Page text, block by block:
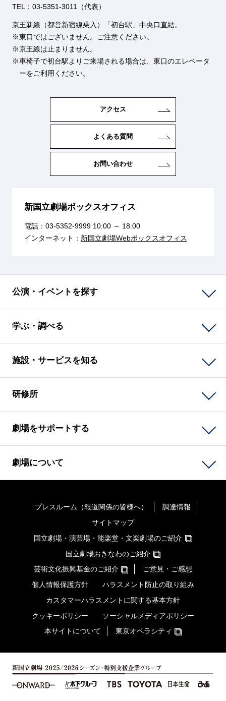
TEL：03-5351-3011（代表）
京王新線（都営新宿線乗入）「初台駅」中央口直結。
東口ではございません。ご注意ください。
京王線は止まりません。
車椅子で初台駅よりご来場される場合は、東口のエレベータ
ーをご利用ください。
アクセス
よくある質問
お問い合わせ
新国立劇場ボックスオフィス
電話： 03-5352-999910:00 ～ 18:00
インターネット： 新国立劇場Webボックスオフィス
公演・イベントを探す
学ぶ・調べる
施設・サービスを知る
研修所
劇場をサポートする
劇場について
プレスルーム（報道関係の皆様へ）
調達情報
サイトマップ
国立劇場・演芸場・能楽堂・文楽劇場のご紹介
国立劇場おきなわのご紹介
芸術文化振興基金のご紹介
ご意見・ご感想
個人情報保護方針
ハラスメント防止の取り組み
カスタマーハラスメントに関する基本方針
クッキーポリシー
ソーシャルメディアポリシー
本サイトについて
東京オペラシティ